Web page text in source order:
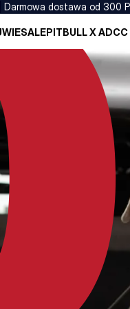
dostawa od 300
SALEPITBULL X ADCC